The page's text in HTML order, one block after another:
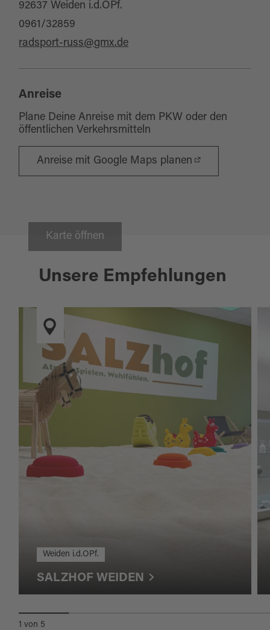
92637 Weiden i.d.OPf.
0961/32859
radsport-russ@gmx.de
Anreise
Plane Deine Anreise mit dem PKW oder den
öffentlichen Verkehrsmitteln
Anreise mit Google Maps planen
Karte öffnen
Unsere Empfehlungen
Weiden i.d.OPf.
SALZHOF WEIDEN
1 von 5